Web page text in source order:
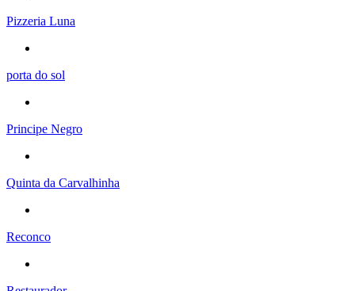
Pizzeria Luna
porta do sol
Principe Negro
Quinta da Carvalhinha
Reconco